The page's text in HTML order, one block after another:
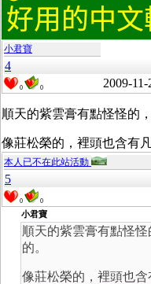
小君寶
4
0 0 2009-11-
順天的紫雲膏有點怪怪的
像莊松榮的，裡頭也含有凡
本人已不在此站活動
5
0 0
小君寶
順天的紫雲膏有點怪
的。
像莊松榮的，裡頭也含